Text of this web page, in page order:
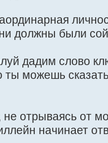
должны были
дадим слово
ты можешь
не отрываясь от
начинает